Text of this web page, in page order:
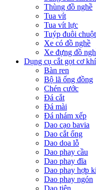
Thùng đồ nghề
Tua vít
Tua vít lực
Tuýp đuôi chuột
Xe có đồ nghề
Xe đựng đồ
Dụng cụ cắt gọt cơ khí
Bàn ren
Bộ lã ống đồng
Chén cước
Đá cắt
Đá mài
Đá nhám xếp
Dao cạo bavia
Dao cắt ống
Dao doa lỗ
Dao phay cầu
Dao phay đĩa
Dao phay hợp
Dao phay ngón
Dao tiện